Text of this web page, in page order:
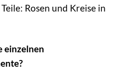
Rosen und Kreise in
einzelnen